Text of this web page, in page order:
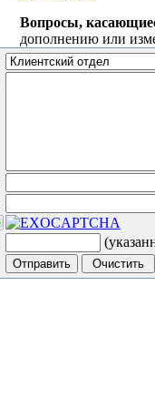
Вопросы,
дополнению или